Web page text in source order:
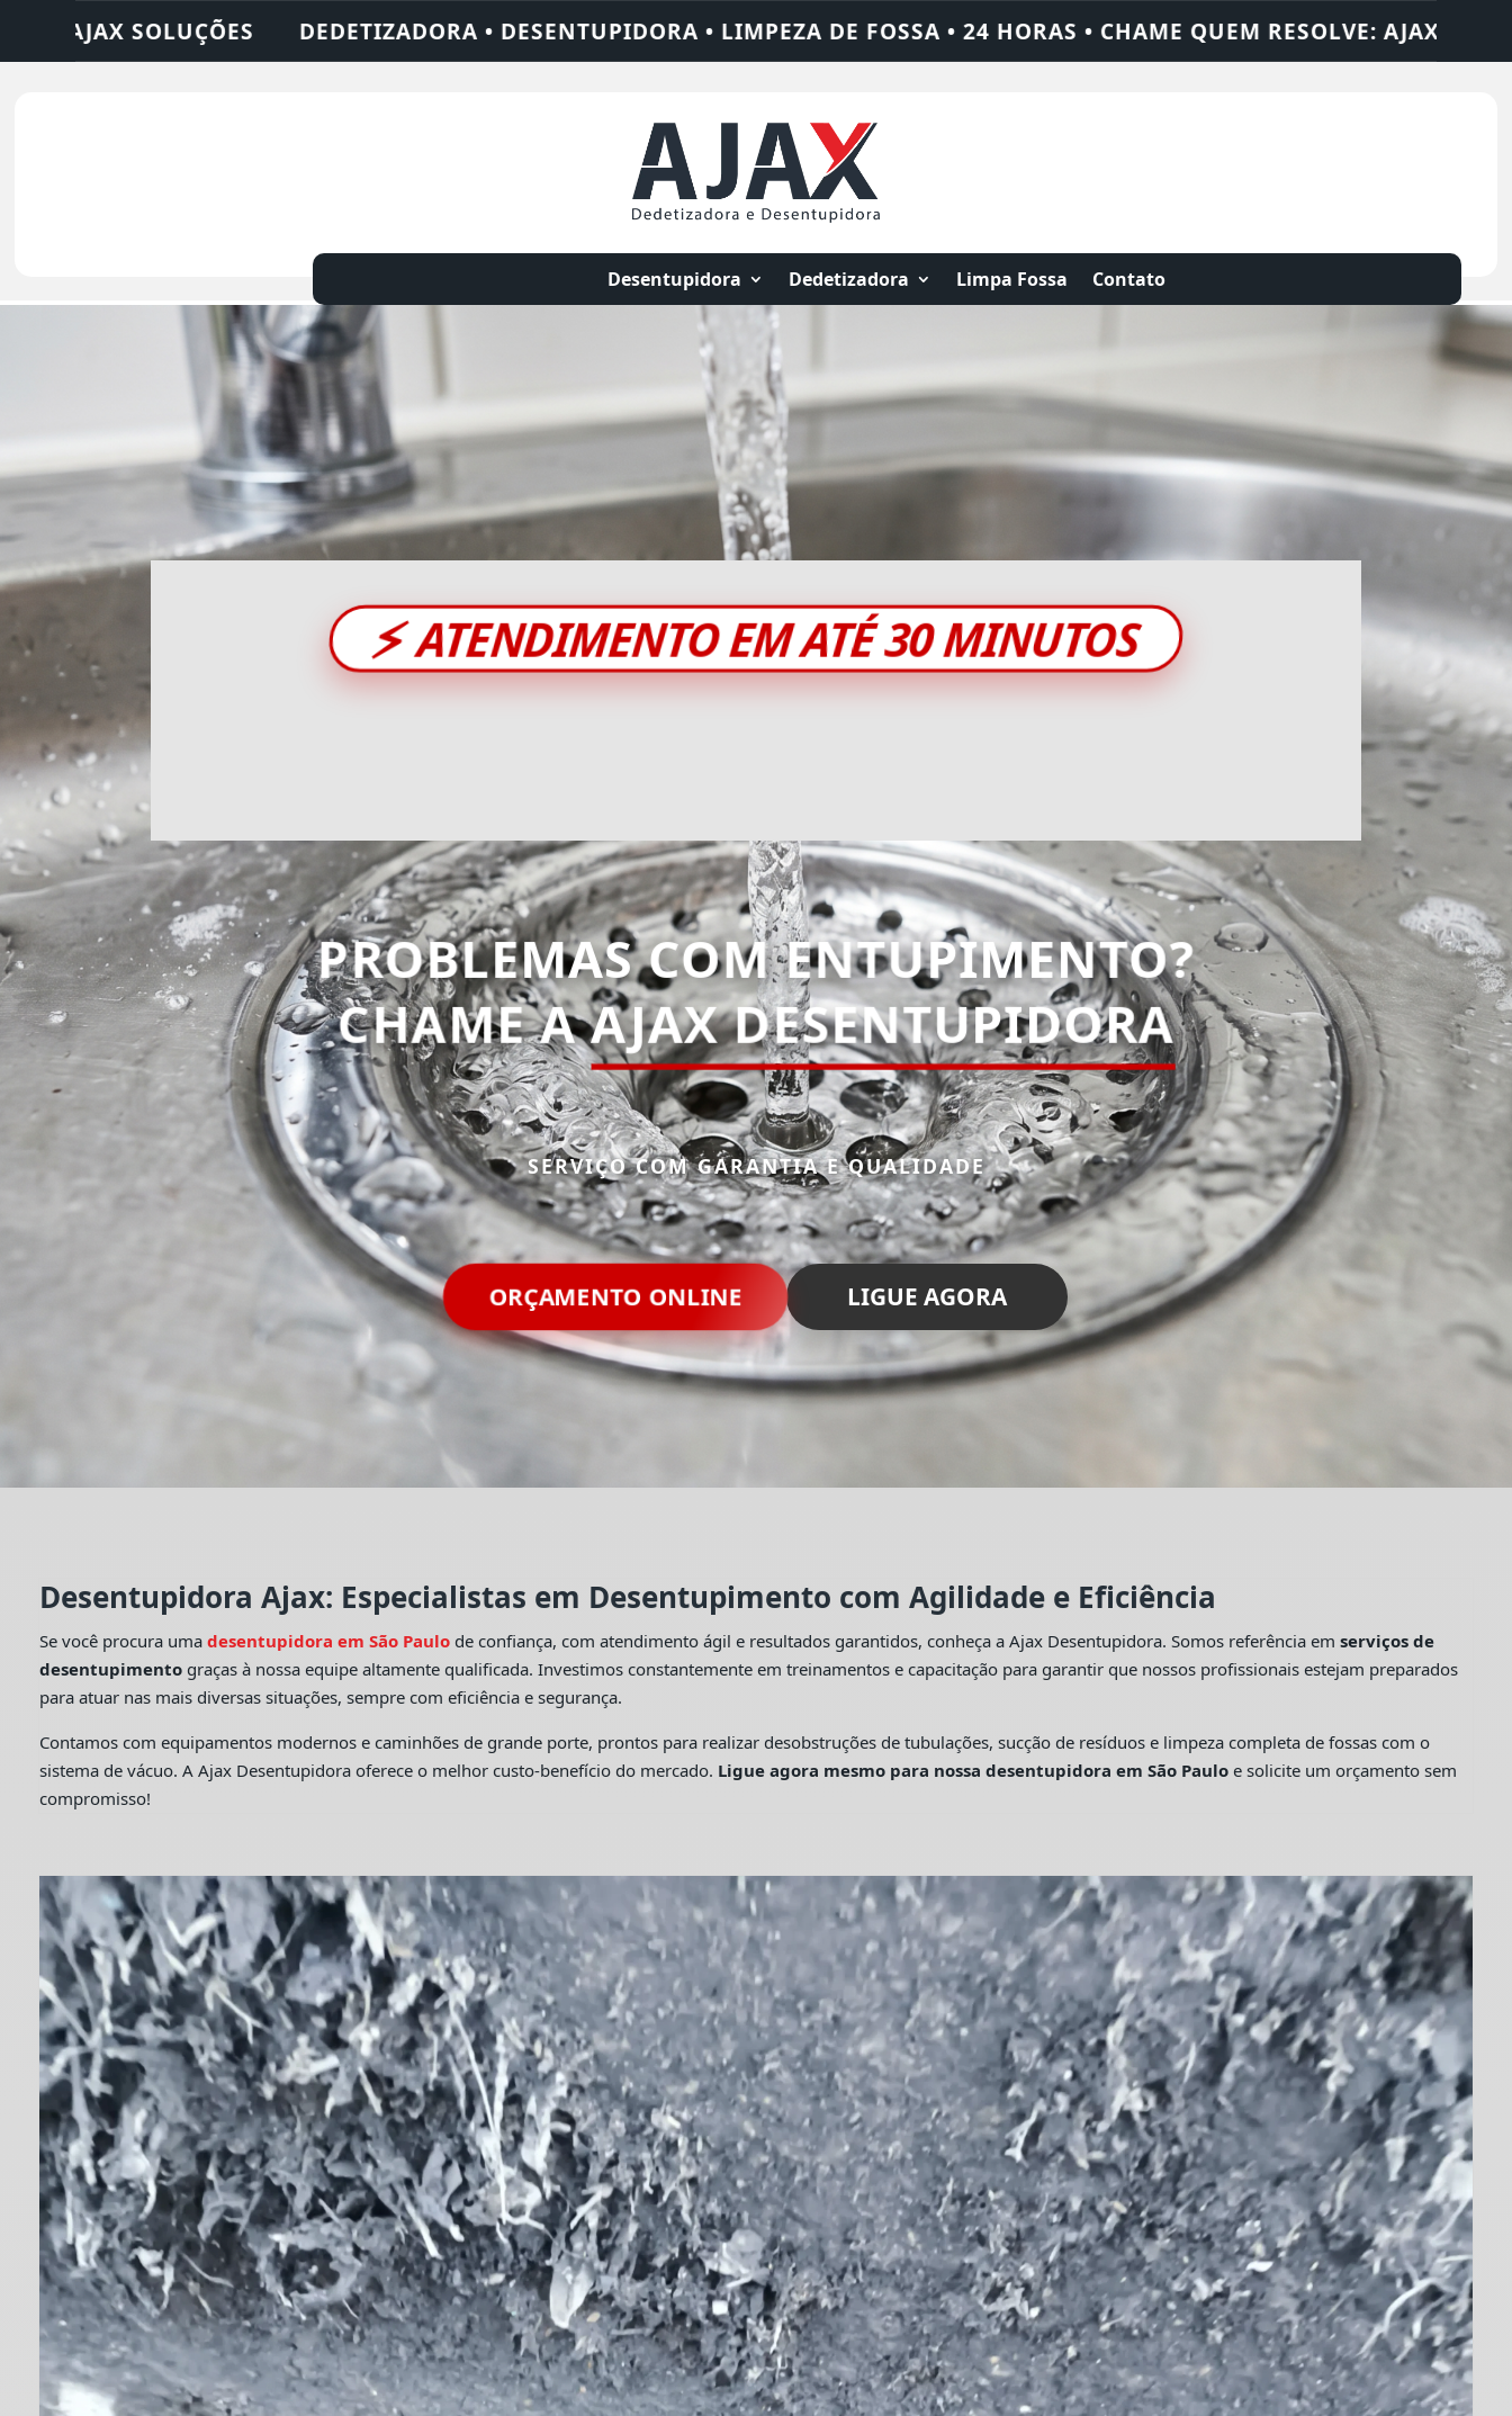
• DESENTUPIDORA • LIMPEZA DE FOSSA • 24 HORAS • CHAME QUEM RESOLVE: AJAX SOLUÇÕES DEDETIZADORA •
Desentupidora Dedetizadora Limpa Fossa Contato
⚡ATENDIMENTO EM ATÉ 30 MINUTOS
PROBLEMAS COM ENTUPIMENTO?
CHAME AAJAX DESENTUPIDORA
SERVIÇO COM GARANTIA E QUALIDADE
ORÇAMENTO ONLINE LIGUE AGORA
Desentupidora Ajax: Especialistas em Desentupimento com Agilidade e Eficiência
Se você procura uma desentupidora em São Paulo de confiança, com atendimento ágil e resultados garantidos, conheça a Ajax Desentupidora. Somos referência em serviços de
desentupimentograças à nossa equipe altamente qualificada. Investimos constantemente em treinamentos e capacitação para garantir que nossos profissionais estejam preparados
para atuar nas mais diversas situações, sempre com eficiência e segurança.
Contamos com equipamentos modernos e caminhões de grande porte, prontos para realizar desobstruções de tubulações, sucção de resíduos e limpeza completa de fossas com o
sistema de vácuo. A Ajax Desentupidora oferece o melhor custo-benefício do mercado. Ligue agora mesmo para nossa desentupidora em São Pauloe solicite um orçamento sem
compromisso!